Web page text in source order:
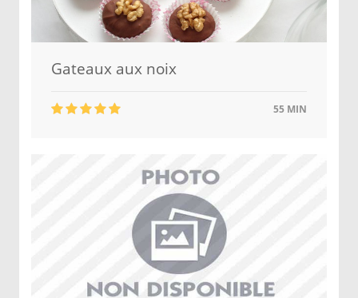
Gateaux aux noix
55 MIN